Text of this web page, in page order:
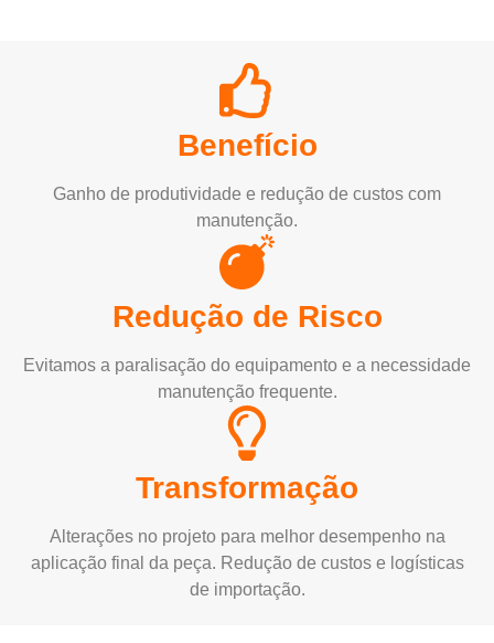
Benefício
Ganho de produtividade e redução de custos com
manutenção.
Redução de Risco
Evitamos a paralisação do equipamento e a necessidade
manutenção frequente.
Transformação
Alterações no projeto para melhor desempenho na
aplicação final da peça. Redução de custos e logísticas
de importação.